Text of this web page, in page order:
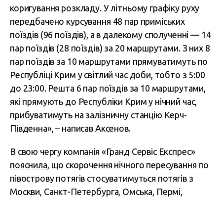
коригування розкладу. У літньому графіку руху
передбачено курсування 48 пар приміських
поїздів (96 поїздів), а в далекому сполученні — 14
пар поїздів (28 поїздів) за 20 маршрутами. З них 8
пар поїздів за 10 маршрутами прямуватимуть по
Республіці Крим у світлий час доби, тобто з 5:00
до 23:00. Решта 6 пар поїздів за 10 маршрутами,
які прямують до Республіки Крим у нічний час,
прибуватимуть на залізничну станцію Керч-
Південна», – написав Аксенов.
В свою чергу компанія «Гранд Сервіс Експрес»
пояснила, що скорочення нічного пересування по
півострову потягів стосуватимуться потягів з
Москви, Санкт-Петербурга, Омська, Пермі,